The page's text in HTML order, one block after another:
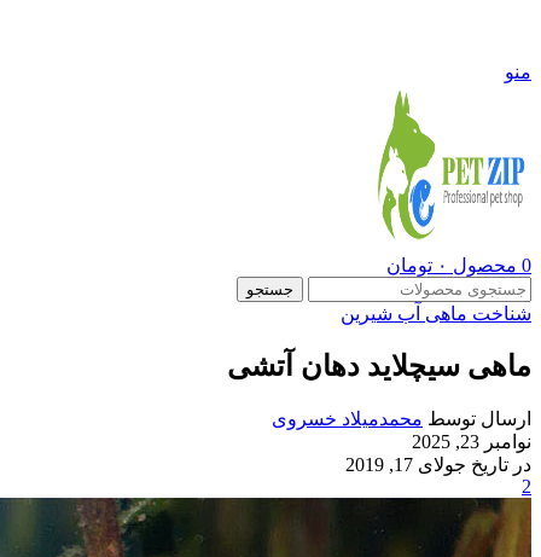
منو
0 محصول ۰ تومان
جستجو
شناخت ماهی آب شیرین
ماهی سیچلاید دهان آتشی
ارسال توسط محمدمیلاد خسروی
نوامبر 23, 2025
در تاریخ جولای 17, 2019
2